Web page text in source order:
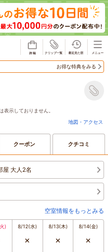
お得な特典をみる
示しておりません。
地図・アクセス
クーポン クチコミ
屋 大人2名
空室情報をもっとみる
) 8/12(水)
×
8/13(木)
×
8/14(金)
×